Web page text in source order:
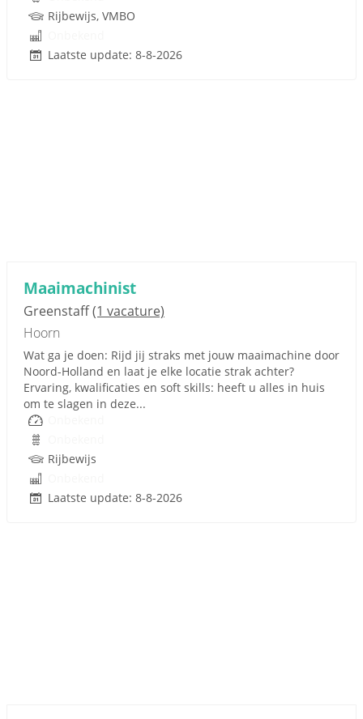
Rijbewijs, VMBO
Laatste update: 8-8-2026
Maaimachinist
Greenstaff(1 vacature)
Hoorn
Wat ga je doen: Rijd jij straks met jouw maaimachine door
Noord-Holland en laat je elke locatie strak achter?
Ervaring, kwalificaties en soft skills: heeft u alles in huis
om te slagen in deze...
Rijbewijs
Laatste update: 8-8-2026